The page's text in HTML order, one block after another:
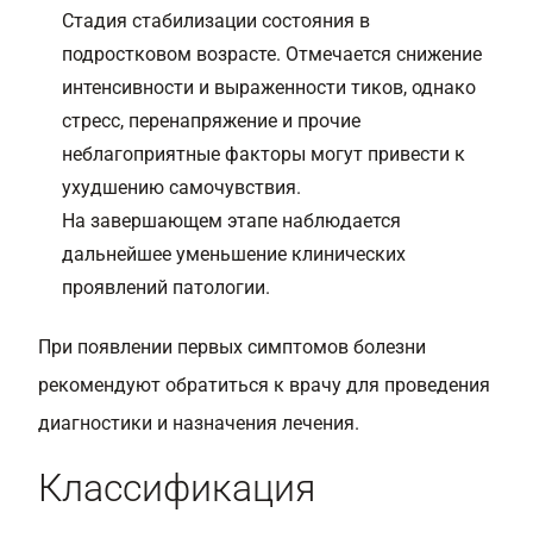
Стадия стабилизации состояния в
подростковом возрасте. Отмечается снижение
интенсивности и выраженности тиков, однако
стресс, перенапряжение и прочие
неблагоприятные факторы могут привести к
ухудшению самочувствия.
На завершающем этапе наблюдается
дальнейшее уменьшение клинических
проявлений патологии.
При появлении первых симптомов болезни
рекомендуют обратиться к врачу для проведения
диагностики и назначения лечения.
Классификация